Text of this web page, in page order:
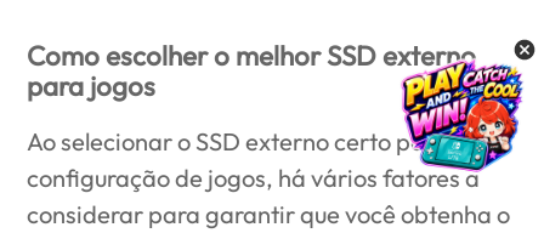
Como escolher o melhor SSD externo
para jogos
Ao selecionar o SSD externo certo para sua
configuração de jogos, há vários fatores a
considerar para garantir que você obtenha o